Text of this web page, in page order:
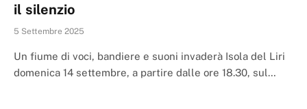
il silenzio
5 Settembre 2025
Un fiume di voci, bandiere e suoni invaderà Isola del Liri
domenica 14 settembre, a partire dalle ore 18.30, sul…